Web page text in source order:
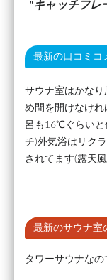
キャッチフレ
最新の口コミコ
サウナ室はかな
め間を開けなけ
呂も16℃ぐらいと
チ)外気浴はリク
されてます(露天
最新のサウナ室
タワーサウナなの